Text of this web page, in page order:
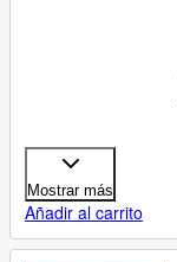
Mostrar más
Añadir al carrito